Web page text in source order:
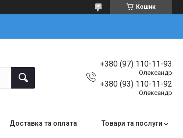
Кошик
+380 (97) 110-11-93
Олександр
+380 (93) 110-11-92
Олександр
Доставка та оплата Товари та послуги